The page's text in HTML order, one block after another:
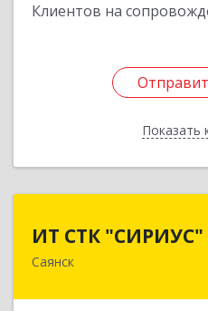
Клиентов на
Показать
ИТ СТК "СИРИУС"
Саянск666303, Иркутская